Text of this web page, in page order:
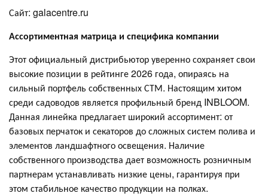
Сайт: galacentre.ru
Ассортиментная матрица и специфика компании
Этот официальный дистрибьютор уверенно сохраняет свои
высокие позиции в рейтинге 2026 года, опираясь на
сильный портфель собственных СТМ. Настоящим хитом
среди садоводов является профильный бренд INBLOOM.
Данная линейка предлагает широкий ассортимент: от
базовых перчаток и секаторов до сложных систем полива и
элементов ландшафтного освещения. Наличие
собственного производства дает возможность розничным
партнерам устанавливать низкие цены, гарантируя при
этом стабильное качество продукции на полках.